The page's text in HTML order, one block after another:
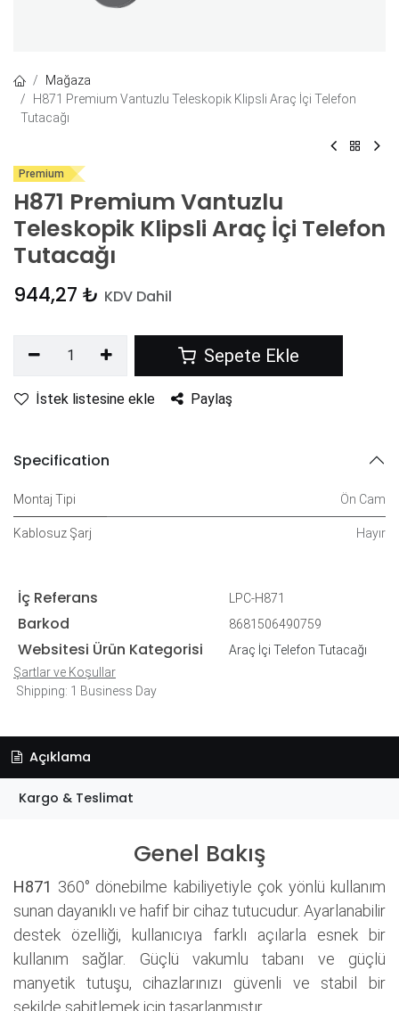
Mağaza
H871 Premium Vantuzlu Teleskopik Klipsli Araç İçi Telefon
Tutacağı
Premium
H871 Premium Vantuzlu
Teleskopik Klipsli Araç İçi Telefon
Tutacağı
944,27 ₺ KDV Dahil
Sepete Ekle
İstek listesine ekle Paylaş
Specification
Montaj Tipi Ön Cam
Kablosuz Şarj Hayır
İç Referans LPC-H871
Barkod 8681506490759
Websitesi Ürün Kategorisi
Araç İçi Telefon Tutacağı
Şartlar ve Koşullar
Shipping: 1 Business Day
Açıklama
Kargo & Teslimat
Genel Bakış
H871 360° dönebilme kabiliyetiyle çok yönlü kullanım
sunan dayanıklı ve hafif bir cihaz tutucudur. Ayarlanabilir
destek özelliği, kullanıcıya farklı açılarla esnek bir
kullanım sağlar. Güçlü vakumlu tabanı ve güçlü
manyetik tutuşu, cihazlarınızı güvenli ve stabil bir
şekilde sabitlemek için tasarlanmıştır.